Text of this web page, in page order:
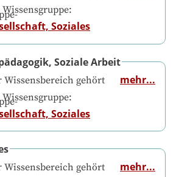
Soziales
Soziale Arbeit
Wissensbereich gehört
Soziales
mehr...
Wissensbereich gehört
mehr...